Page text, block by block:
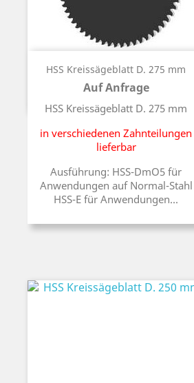
HSS Kreissägeblatt D. 275 mm
Auf Anfrage
Preis
HSS Kreissägeblatt D. 275 mm
in verschiedenen Zahnteilungen
lieferbar
Ausführung: HSS-DmO5 für
Anwendungen auf Normal-Stahl
HSS-E für Anwendungen...